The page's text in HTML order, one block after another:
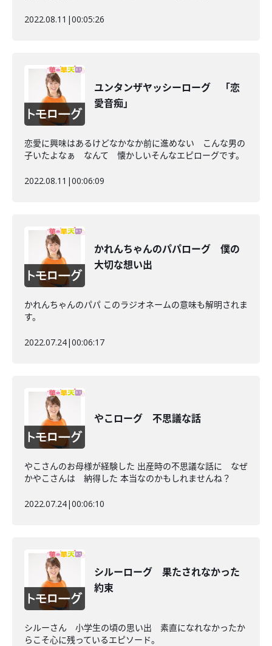
2022.08.11 |00:05:26
ユンタンザヤッシーローグ 「恋
愛音痴」
恋愛に興味はあるけどなかなか前に進めない こんな男の
子いたよなぁ なんて 懐かしいそんなエピローグです。
2022.08.11 |00:06:09
かれんちゃんのパパローグ 僕の
大切な想い出
かれんちゃんのパパ このラジオネームの意味も解明されま
す。
2022.07.24|00:06:17
やこローグ 不思議な話
やこさんのお母様が経験した 出産時の不思議な話に なぜ
かやこさんは 納得した 本当なのかもしれませんね？
2022.07.24|00:06:10
シルーローグ 果たされなかった
約束
シルーさん 小学生の頃の思い出 素直になれなかったか
らこそ心に残っているエピソード。